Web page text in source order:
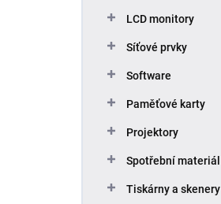
LCD monitory
Síťové prvky
Software
Paměťové karty
Projektory
Spotřební materiál
Tiskárny a skenery